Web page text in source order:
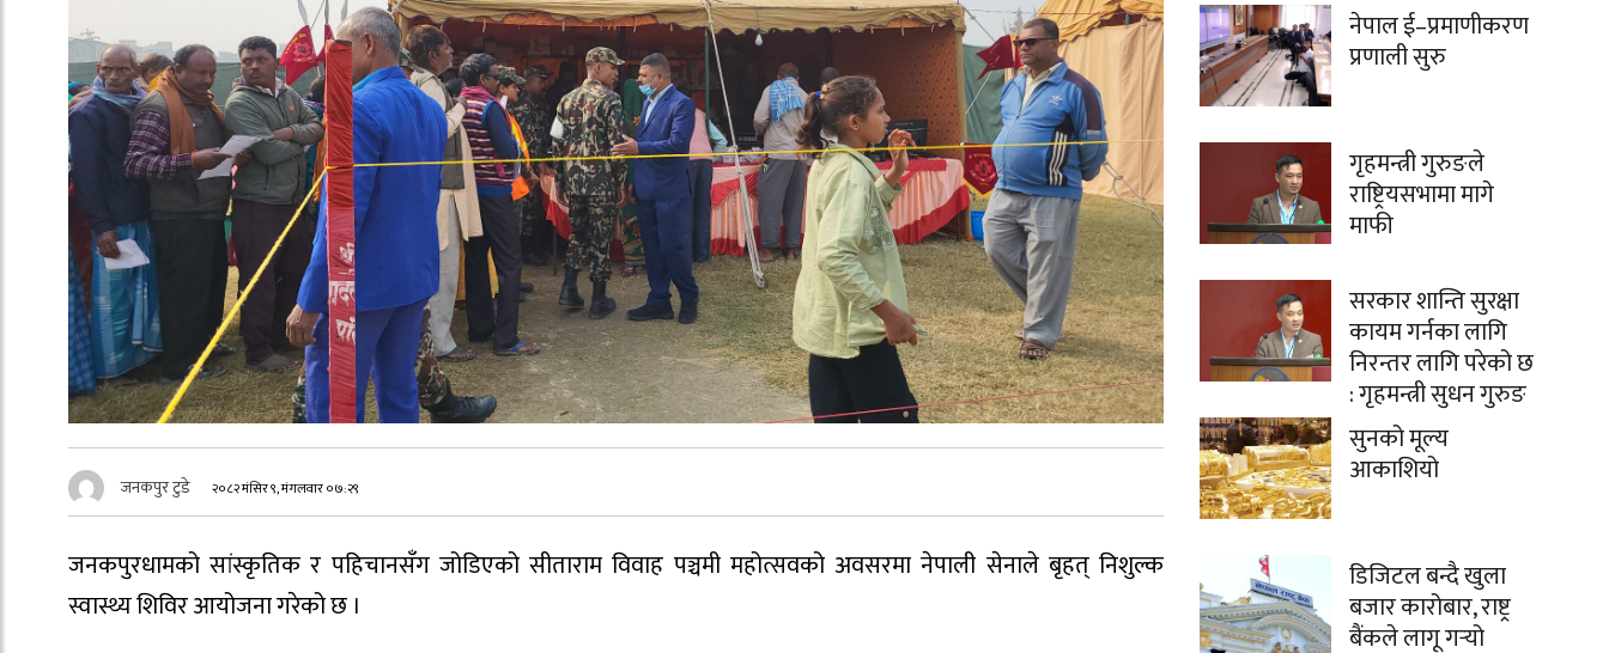
जनकपुर टुडे २०८२ मंसिर ९, मंगलवार ०७:२९
जनकपुरधामको सांस्कृतिक र पहिचानसँग जोडिएको सीताराम विवाह पञ्चमी महोत्सवको अवसरमा नेपाली सेनाले बृहत् निशुल्क
स्वास्थ्य शिविर आयोजना गरेको छ ।
नेपाल ई–प्रमाणीकरण
प्रणाली सुरु
गृहमन्त्री गुरुङले
राष्ट्रियसभामा मागे
माफी
सरकार शान्ति सुरक्षा
कायम गर्नका लागि
निरन्तर लागि परेको छ
: गृहमन्त्री सुधन गुरुङ
सुनको मूल्य
आकाशियो
डिजिटल बन्दै खुला
बजार कारोबार, राष्ट्र
बैंकले लागू गर्‍यो